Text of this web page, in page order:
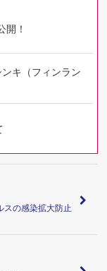
！
キ（フィンラン
スの感染拡大防止